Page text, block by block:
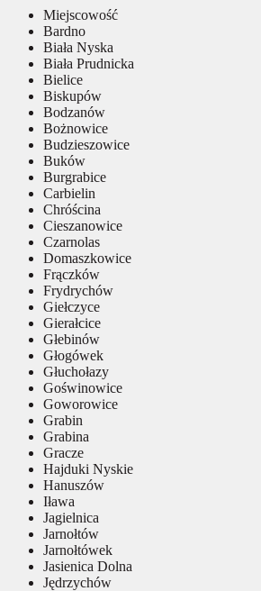
Miejscowość
Bardno
Biała Nyska
Biała Prudnicka
Bielice
Biskupów
Bodzanów
Bożnowice
Budzieszowice
Buków
Burgrabice
Carbielin
Chróścina
Cieszanowice
Czarnolas
Domaszkowice
Frączków
Frydrychów
Giełczyce
Gierałcice
Głebinów
Głogówek
Głuchołazy
Goświnowice
Goworowice
Grabin
Grabina
Gracze
Hajduki Nyskie
Hanuszów
Iława
Jagielnica
Jarnołtów
Jarnołtówek
Jasienica Dolna
Jędrzychów